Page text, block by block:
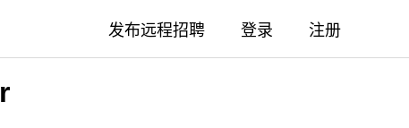
发布远程招聘 登录 注册